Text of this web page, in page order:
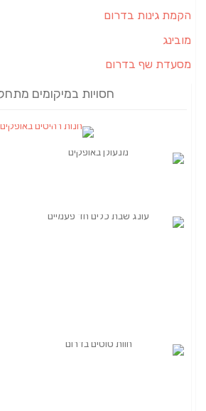
הקמת גינות בדרום
מובינג
מסעדת שף בדרום
חסויות במיקומים